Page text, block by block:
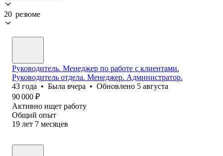
20 резюме
Руководитель. Менеджер по работе с клиентами.
Руководитель отдела. Менеджер. Администратор.
43 года • Была вчера • Обновлено 5 августа
90 000 ₽
Активно ищет работу
Общий опыт
19 лет 7 месяцев